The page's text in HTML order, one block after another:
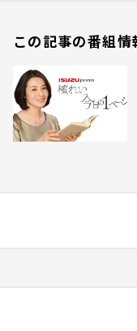
この記事の番組情